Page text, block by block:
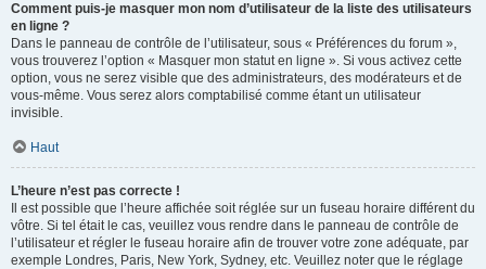
Comment puis-je masquer mon nom d’utilisateur de la liste des utilisateurs
en ligne ?
Dans le panneau de contrôle de l’utilisateur, sous « Préférences du forum »,
vous trouverez l’option « Masquer mon statut en ligne ». Si vous activez cette
option, vous ne serez visible que des administrateurs, des modérateurs et de
vous-même. Vous serez alors comptabilisé comme étant un utilisateur
invisible.
Haut
L’heure n’est pas correcte !
Il est possible que l’heure affichée soit réglée sur un fuseau horaire différent du
vôtre. Si tel était le cas, veuillez vous rendre dans le panneau de contrôle de
l’utilisateur et régler le fuseau horaire afin de trouver votre zone adéquate, par
exemple Londres, Paris, New York, Sydney, etc. Veuillez noter que le réglage